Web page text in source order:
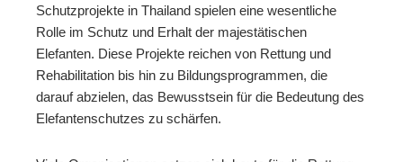
Schutzprojekte in Thailand spielen eine wesentliche
Rolle im Schutz und Erhalt der majestätischen
Elefanten. Diese Projekte reichen von Rettung und
Rehabilitation bis hin zu Bildungsprogrammen, die
darauf abzielen, das Bewusstsein für die Bedeutung des
Elefantenschutzes zu schärfen.